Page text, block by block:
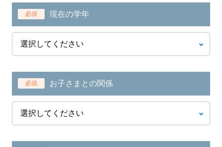
必須 現在の学年
必須 お子さまとの関係